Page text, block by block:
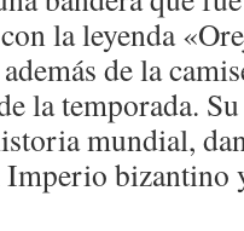
la leyenda
de la
la temporada.
mundial,
bizantino